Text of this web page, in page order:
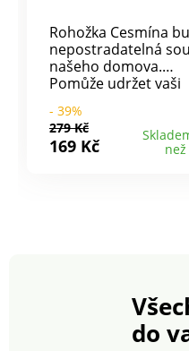
Rohožka Cesmína
nepostradatelná
našeho domova.
Pomůže udržet vaši
vyrobena z
kokosového vlákna.
Rozměry: 40 x 60 cm
- 39%
279 Kč
169 Kč
než
do